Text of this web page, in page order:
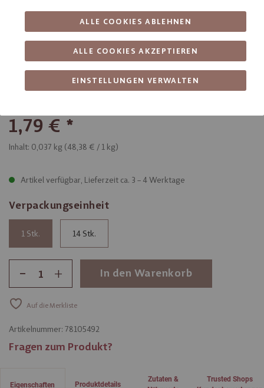
Heilemann Tafelschokolade
Lederhose, 37 g
1,79 €
Edelvollmilch-Schokolade (Kakao: 32 % mindestens)
Inhalt: 0,037 kg (48,38 € / 1 kg)
Artikel verfügbar, Lieferzeit ca. 3 – 4 Werktage
Verpackungseinheit
1 14
- + In den Warenkorb
Auf die Merkliste
Artikelnummer: 78105492
Fragen zum Produkt?
Eigenschaften Produktdetails
Zutaten &
Trusted Shops
EINSTELLUNGEN VERWALTEN
ALLE COOKIES AKZEPTIEREN
ALLE COOKIES ABLEHNEN